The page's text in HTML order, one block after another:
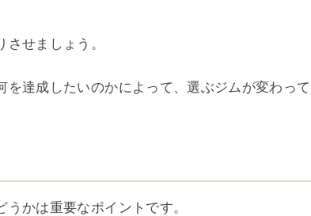
せましょう。
達成したいのかによって、選ぶジムが変わって
かは重要なポイントです。